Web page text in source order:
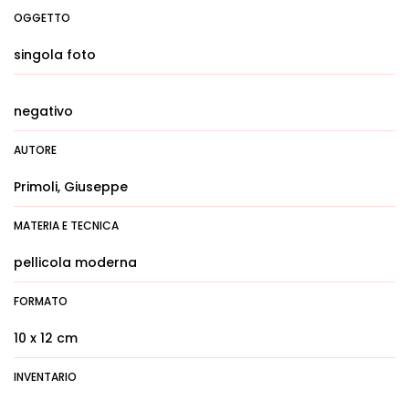
OGGETTO
singola foto
negativo
AUTORE
Primoli, Giuseppe
MATERIA E TECNICA
pellicola moderna
FORMATO
10 x 12 cm
INVENTARIO